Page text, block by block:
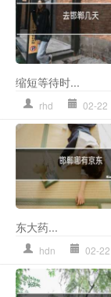
缩短等待时...
rhd 02-22
东大药...
hdn 02-22